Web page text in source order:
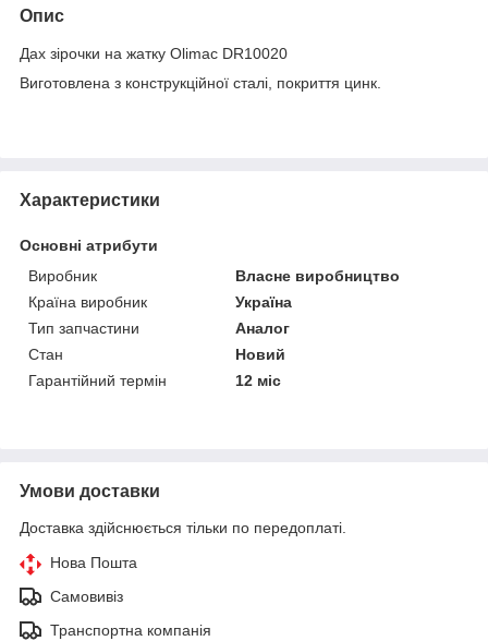
Опис
Дах зірочки на жатку Olimac DR10020
Виготовлена з конструкційної сталі, покриття цинк.
Характеристики
Основні атрибути
Виробник
Власне виробництво
Країна виробник
Україна
Тип запчастини
Аналог
Стан
Новий
Гарантійний термін
12 міс
Умови доставки
Доставка здійснюється тільки по передоплаті.
Нова Пошта
Самовивіз
Транспортна компанія